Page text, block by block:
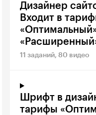
Дизайнер
Входит в
11 заданий, 80 видео
Шрифт в
тарифы